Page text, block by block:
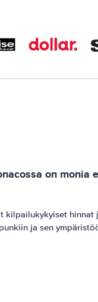
on monia
kilpailukykyiset hinnat
ja sen